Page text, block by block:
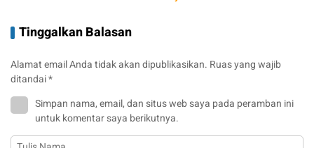
Tinggalkan Balasan
Alamat email Anda tidak akan dipublikasikan. Ruas yang wajib
ditandai*
Simpan nama, email, dan situs web saya pada peramban ini
untuk komentar saya berikutnya.